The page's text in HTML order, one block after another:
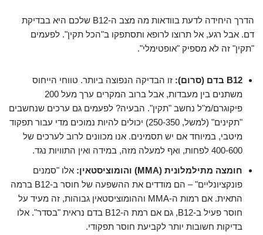
הדרך היחידה לדעת בוודאות מה מצב ה-B12 שלכם היא בבדיקת
דם. אבל רגע, אל תרוצו לרופא ותסתפקו ב"הכל תקין". לפעמים
"תקין" זה לא מספיק "אופטימלי".
B12 בדם (סרום):
זו הבדיקה הנפוצה ביותר. טווחי הייחוס
משתנים בין מעבדות, אבל ברוב המקרים ערך מעל 200
פיקוגרם/מ"ל נחשב "תקין". הבעיה? לפעמים גם ערכים שנחשבים
"תקינים" (למשל, 250-350) יכולים להיות נמוכים מדי עבור תפקוד
מיטבי, במיוחד אם יש תסמינים. אנו מכוונים לרוב לערכים של
400-600 לפחות, ואף למעלה מזה, במידה ואין התוויות נגד.
חומצה מתילמלונית (MMA) והומוציסטאין:
אלו "סמנים
פונקציונליים" – הם מודדים את ההשפעה של חוסר ב-B12 ברמה
התאית. אם רמות ה-MMA וההומוציסטאין גבוהות, זה מעיד על
חוסר פעיל ב-B12, גם אם רמת ה-B12 בדם נראית "בסדר". אלו
בדיקות חשובות יותר לקביעת חוסר תפקודי.